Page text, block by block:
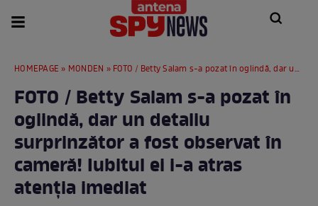
HOMEPAGE » MONDEN » FOTO / Betty Salam s-a pozat în oglindă, dar un detaliu surprinzător a fost observat în cameră! Iubitul ei i-a atras atenția imediat
FOTO / Betty Salam s-a pozat în
oglindă, dar un detaliu
surprinzător a fost observat în
cameră! Iubitul ei i-a atras
atenția imediat